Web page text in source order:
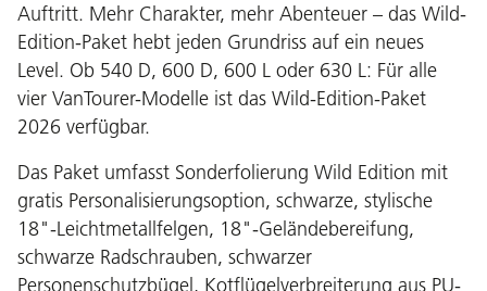
Auftritt. Mehr Charakter, mehr Abenteuer – das Wild-
Edition-Paket hebt jeden Grundriss auf ein neues
Level. Ob 540 D, 600 D, 600 L oder 630 L: Für alle
vier VanTourer-Modelle ist das Wild-Edition-Paket
2026 verfügbar.
Das Paket umfasst Sonderfolierung Wild Edition mit
gratis Personalisierungsoption, schwarze, stylische
18"-Leichtmetallfelgen, 18"-Geländebereifung,
schwarze Radschrauben, schwarzer
Personenschutzbügel, Kotflügelverbreiterung aus PU-